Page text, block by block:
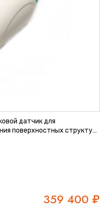
датчик для
поверхностных структур.
изображения при
для сосудистых и
359 400 ₽